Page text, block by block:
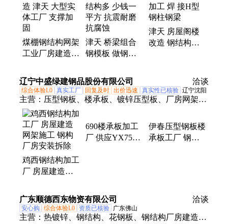
煤棚钢结构网架
工业厂房建造
工厂 支撑加固
津天 桥梁组合
钢模板 做钢结
方 抗震耐磨抗
腐蚀
津天 房屋阁楼
改造 钢结构加
辽宁中盛绿建钢品股份有限公司
洽谈
综合体验L0 真实工厂 回复及时 出价迅速 真实性已核验 辽宁沈阳
主营： 压型钢板、楼承板、镀锌压型板、厂房网架、
楼层板、彩钢板、彩色压型板、彩钢瓦、铝镁锰板、
复合夹芯板、免浇楼承板、开口楼承板、闭口楼承
板、钢筋桁架楼承板、C型钢、几字型钢、檩条、屋
面板、墙面板、缺品型次檩条、TPO融合瓦
鸡西钢结构加工
厂 房屋建造网
房安装拆除
690楼承板加工
厂 供应YX75-
伊春压型钢板楼
承板工厂 钢构
广东顺德西东物资有限公司 洽谈
安心购 综合体验L0 资质已核验 广东佛山
主营： 热镀锌、钢结构、花钢板、钢结构厂房建造价